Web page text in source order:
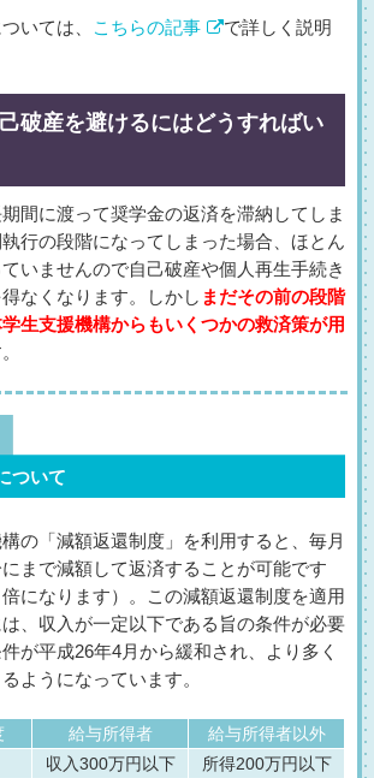
いては、 こちらの記事
で詳しく説明
破産を避けるにはどうすればい
間に渡って奨学金の返済を滞納してしま
行の段階になってしまった場合、ほとん
いませんので自己破産や個人再生手続き
なくなります。しかし まだその前の段階
生支援機構からもいくつかの救済策が用
ついて
の「減額返還制度」を利用すると、毎月
まで減額して返済することが可能です
倍になります）。この減額返還制度を適用
、収入が一定以下である旨の条件が必要
が平成26年4月から緩和され、より多く
ようになっています。
給与所得者
給与所得者以外
収入300万円以下
所得200万円以下